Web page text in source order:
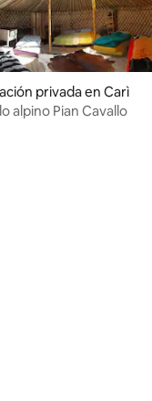
4.7 de 5, 71 reseñas
privada en Carì
alpino Pian Cavallo